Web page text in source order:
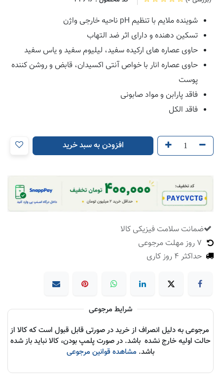
شوینده ملایم با تنظیم pH ناحیه خارجی واژن
تسکین دهنده و دارای اثر ضد التهاب
حاوی عصاره های ارکیده سفید، لیلیوم سفید و یاس سفید
حاوی عصاره انار با خواص آنتی اکسیدان، قابض و روشن کننده
پوست
فاقد پارابن و مواد صابونی
فاقد الکل
افزودن به سبد خرید
ضمانت سلامت فیزیکی کالا
حداکثر 4 روز کاری
شرایط مرجوعی
مرجوعی به دلیل انصراف از خرید در صورتی قابل قبول است که کالا از
حالت اولیه خارج نشده باشد. در صورت پلمپ بودن، کالا نباید باز شده
باشد. مشاهده قوانین مرجوعی